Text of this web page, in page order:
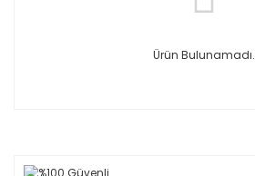
Ürün Bulunamadı.